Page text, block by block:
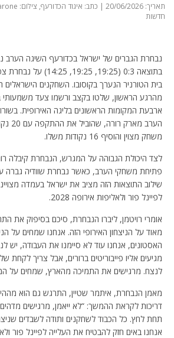
חדשות
נבחרת הגברים של ישראל בכדורעף השיגה הערב
בתוצאה 0:3 (19:25,
בית הטורניר הנערך בקוסובו. השחקנים הישראלים
מהרגע הראשון, שלטו בקצב ורשמו צעד
ארבעת המקומות הראשונים בליגה האירופית.
הערב
משחק מצוין והוסיף 16 נקודות משלו.
לצד היכולת הגבוהה על המגרש, הנבחרת קיבלה
פתיחת משחקי הערב, כאשר נבחרת שוודיה גברה
שילוב התוצאות הזה מציב את ישראל בעמדה
לפיינל פור ולאליפות אירופה 2028.
אומרי רויטמן, ליברו הנבחרת, סיכם בסיפוק את
מאוד על הניצחון האירופי הזה. אנחנו שמחים על
האסטונים, אנחנו עוד לא סיימנו את העבודה, יש
מגיעים אליו פייבוריטים ברורים, אבל צריך לקחת
לנצח. מרגישים את התמיכה מהארץ, שמחים על
מאמן הנבחרת, איתמר שטיין, התרגש גם הוא
דריכות לקראת ההמשך: “לא ייאמן, מרגישים
תחת לחץ. כל הכבוד לשחקנים ותודה לשבדים
אנחנו באים חזק להבטיח את העלייה לפיינל פור